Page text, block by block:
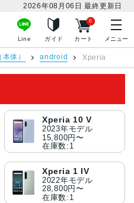
2026年08月06日 最終更新日
Line ガイド カート
0
メニュー
体） android Xperia
Xperia 10 V
2023年モデル
15,800円〜
在庫数:1
Xperia 1 IV
2022年モデル
28,800円〜
在庫数:1